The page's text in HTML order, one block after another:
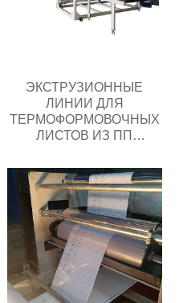
ЭКСТРУЗИОННЫЕ
ЛИНИИ ДЛЯ
ТЕРМОФОРМОВОЧНЫХ
ЛИСТОВ ИЗ ПП